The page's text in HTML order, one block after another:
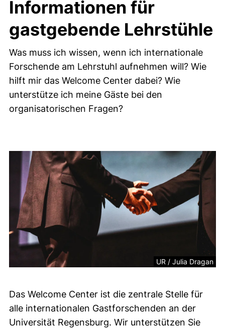
Informationen für
gastgebende Lehrstühle
Was muss ich wissen, wenn ich internationale
Forschende am Lehrstuhl aufnehmen will? Wie
hilft mir das Welcome Center dabei? Wie
unterstütze ich meine Gäste bei den
organisatorischen Fragen?
Infos
UR / Julia Dragan
Das Welcome Center ist die zentrale Stelle für
alle internationalen Gastforschenden an der
Universität Regensburg. Wir unterstützen Sie